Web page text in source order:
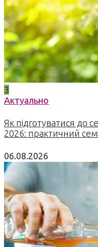
3
Актуально
Як підготуватися до
2026: практичний
06.08.2026